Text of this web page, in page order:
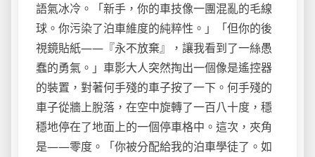
語氣冰冷。「新手，你的車技像一團混亂的毛線
球。你污染了泊車維度的純粹性。」「但你的後
視鏡貼紙——『永不放棄』，讓我看到了一絲愚
蠢的勇氣。」車影大人突然掏出一個像是遙控器
的裝置，對著何手殘的車子按了一下。何手殘的
車子從牆上脫落，在空中旋轉了一百八十度，穩
穩地停在了地面上的一個停車格中。這次，夾角
是——零度。「你被分配給我的泊車學徒了。如